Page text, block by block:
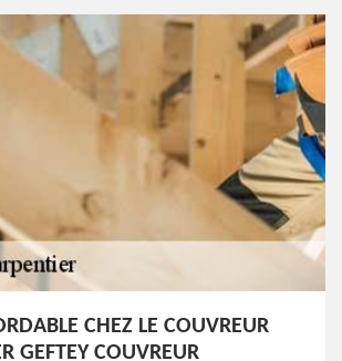
CHEZ LE COUVREUR
GEFTEY COUVREUR